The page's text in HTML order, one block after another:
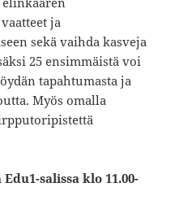
ja
sekä vaihda kasveja
25 ensimmäistä voi
tapahtumasta ja
Myös omalla
salissa klo 11.00-